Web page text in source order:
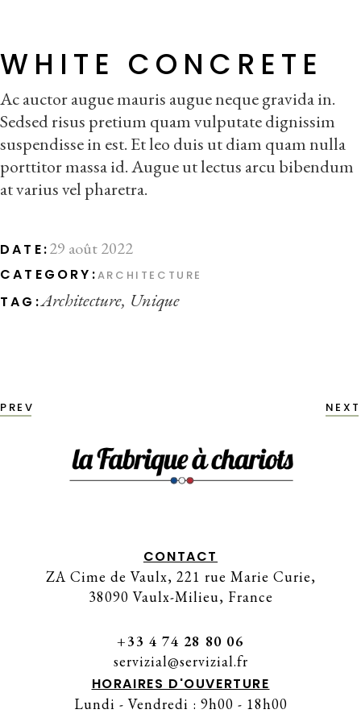
WHITE CONCRETE
Ac auctor augue mauris augue neque gravida in.
Sedsed risus pretium quam vulputate dignissim
suspendisse in est. Et leo duis ut diam quam nulla
porttitor massa id. Augue ut lectus arcu bibendum
at varius vel pharetra.
DATE:29 août 2022
CATEGORY:ARCHITECTURE
TAG:Architecture Unique
PREV NEXT
CONTACT
ZA Cime de Vaulx, 221 rue Marie Curie,
38090 Vaulx-Milieu, France
+33 4 74 28 80 06
servizial@servizial.fr
HORAIRES D'OUVERTURE
Lundi - Vendredi : 9h00 - 18h00